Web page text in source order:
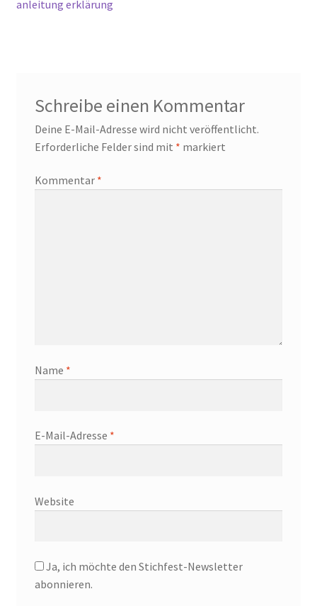
Beitrag:
anleitung erklärung
Schreibe einen Kommentar
Deine E-Mail-Adresse wird nicht veröffentlicht.
Erforderliche Felder sind mit * markiert
Kommentar *
Name *
E-Mail-Adresse *
Website
Ja, ich möchte den Stichfest-Newsletter
abonnieren.